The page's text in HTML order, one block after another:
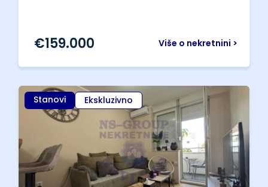
Više o nekretnini >
€159.000
Stanovi Ekskluzivno